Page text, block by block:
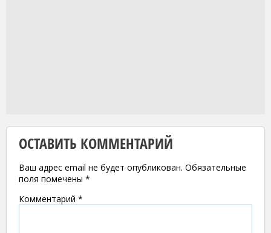
ОСТАВИТЬ КОММЕНТАРИЙ
Ваш адрес email не будет опубликован. Обязательные
поля помечены *
Комментарий *